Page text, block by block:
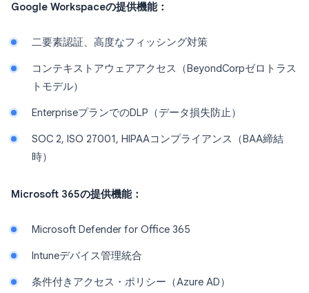
Google Workspaceの提供機能：
二要素認証、高度なフィッシング対策
コンテキストアウェアアクセス（BeyondCorpゼロトラス
トモデル）
EnterpriseプランでのDLP（データ損失防止）
SOC 2, ISO 27001, HIPAAコンプライアンス（BAA締結
時）
Microsoft 365の提供機能：
Microsoft Defender for Office 365
Intuneデバイス管理統合
条件付きアクセス・ポリシー（Azure AD）